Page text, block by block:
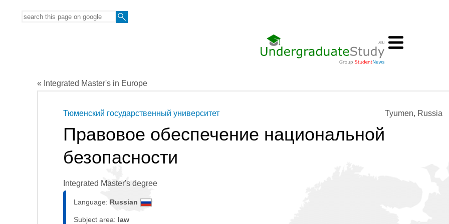
« Integrated Master's in Europe
Tyumen, Russia
Тюменский государственный университет
Правовое обеспечение национальной
безопасности
Integrated Master's degree
Language: Russian
Subject area: law